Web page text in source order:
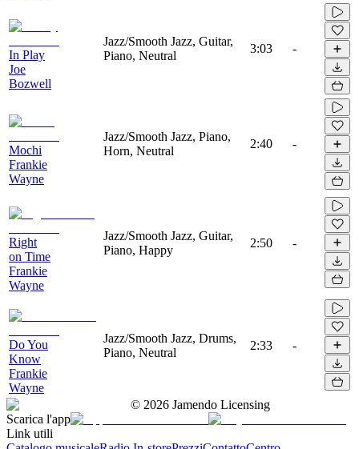
In Play
Joe
Bozwell
Jazz/Smooth Jazz, Guitar,
Piano, Neutral
3:03 -
Mochi
Frankie
Wayne
Jazz/Smooth Jazz, Piano,
Horn, Neutral
2:40 -
Right
on Time
Frankie
Wayne
Jazz/Smooth Jazz, Guitar,
Piano, Happy
2:50 -
Do You
Know
Frankie
Wayne
Jazz/Smooth Jazz, Drums,
Piano, Neutral
2:33 -
© 2026 Jamendo Licensing
Scarica l'app
Link utili